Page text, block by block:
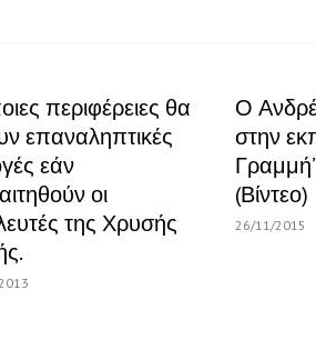
περιφέρειες θα
επαναληπτικές
εάν
οι
της Χρυσής
Ο
στην
(Βίντεο)
26/11/2015